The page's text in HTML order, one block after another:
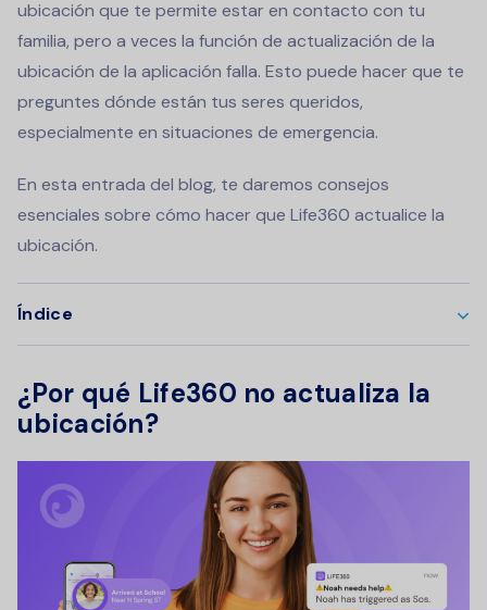
ubicación que te permite estar en contacto con tu
familia, pero a veces la función de actualización de la
ubicación de la aplicación falla. Esto puede hacer que te
preguntes dónde están tus seres queridos,
especialmente en situaciones de emergencia.
En esta entrada del blog, te daremos consejos
esenciales sobre cómo hacer que Life360 actualice la
ubicación.
Índice
¿Por qué Life360 no actualiza la
ubicación?